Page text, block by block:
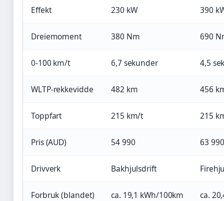
Effekt 230 kW 390
Dreiemoment 380 Nm 690
0-100 km/t 6,7 sekunder 4,5
WLTP-rekkevidde 482 km 456
Toppfart 215 km/t 215
Pris (AUD) 54 990 63 990
Drivverk Bakhjulsdrift
Forbruk (blandet) ca. 19,1 kWh/100km ca.